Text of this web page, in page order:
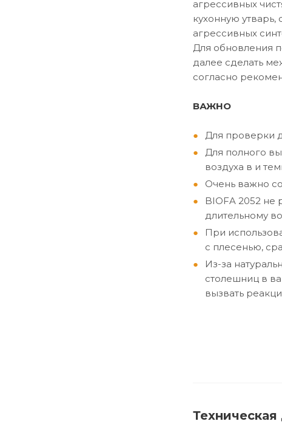
агрессивных
кухонную
агрессивных
Для обновления
далее сделать
согласно
ВАЖНО
Для проверки
Для полного
воздуха в и
Очень важно
BIOFA 2052 не
длительному
При
с плесенью,
Из-за
столешниц в
вызвать